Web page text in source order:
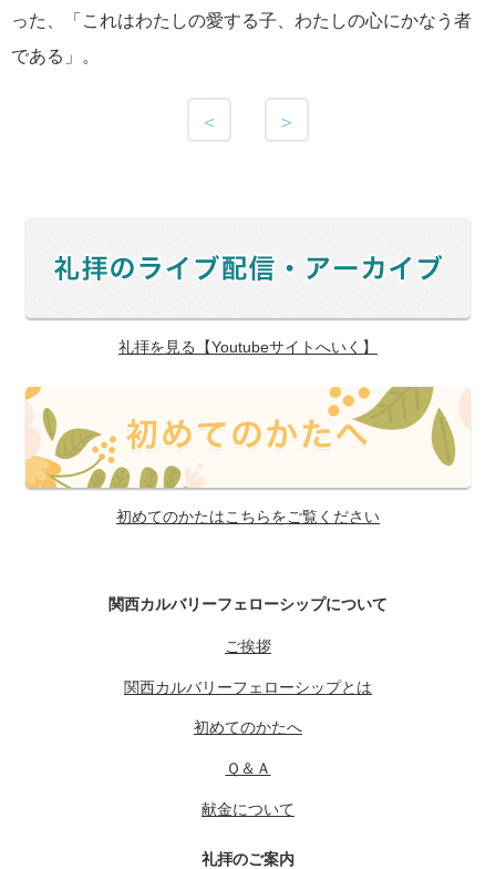
った、「これはわたしの愛する子、わたしの心にかなう者
である」。
＜ ＞
礼拝を見る【Youtubeサイトへいく】
初めてのかたはこちらをご覧ください
関西カルバリーフェローシップについて
ご挨拶
関西カルバリーフェローシップとは
初めてのかたへ
Ｑ＆Ａ
献金について
礼拝のご案内